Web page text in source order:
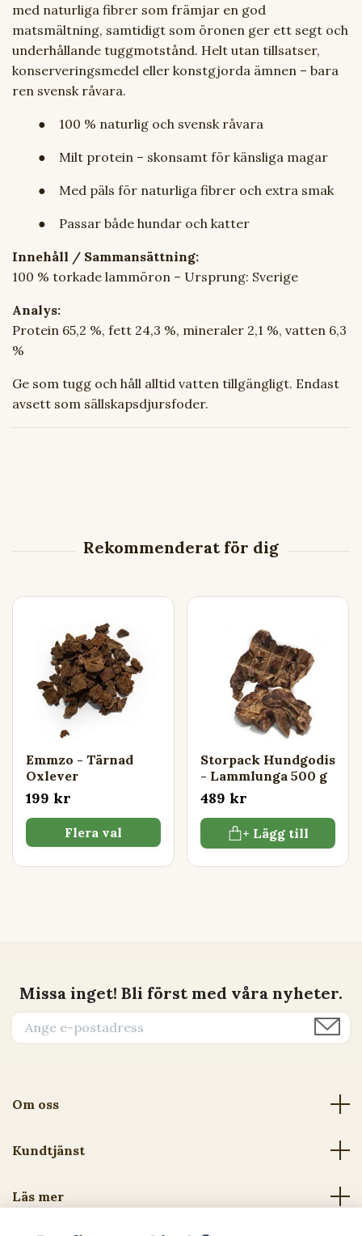
med naturliga fibrer som främjar en god
matsmältning, samtidigt som öronen ger ett segt och
underhållande tuggmotstånd. Helt utan tillsatser,
konserveringsmedel eller konstgjorda ämnen – bara
ren svensk råvara.
● 100 % naturlig och svensk råvara
● Milt protein – skonsamt för känsliga magar
● Med päls för naturliga fibrer och extra smak
● Passar både hundar och katter
Innehåll / Sammansättning:
100 % torkade lammöron – Ursprung: Sverige
Analys:
Protein 65,2 %, fett 24,3 %, mineraler 2,1 %, vatten 6,3
%
Ge som tugg och håll alltid vatten tillgängligt. Endast
avsett som sällskapsdjursfoder.
Emmzo - Tärnad
Oxlever
199 kr
Flera val
Storpack Hundgodis
- Lammlunga 500 g
489 kr
+ Lägg till
Missa inget! Bli först med våra nyheter.
Om oss
Kundtjänst
Läs mer